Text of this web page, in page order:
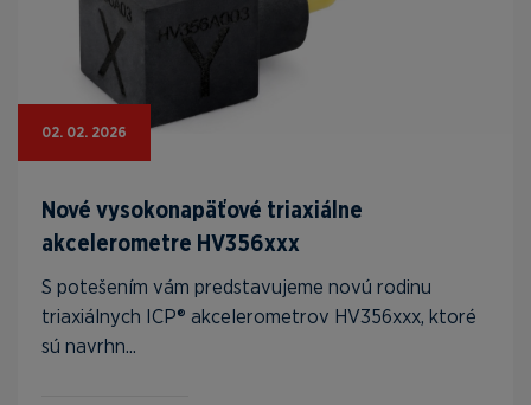
02. 02. 2026
Nové vysokonapäťové triaxiálne
akcelerometre HV356xxx
S potešením vám predstavujeme novú rodinu
triaxiálnych ICP® akcelerometrov HV356xxx, ktoré
sú navrhn...